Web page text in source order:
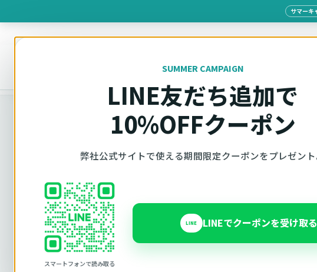
サマーキ
SUMMER CAMPAIGN
LINE友だち追加で
10%OFFクーポン
弊社公式サイトで使える期間限定クーポンをプレゼント
スマートフォンで読み取る
LINE LINEでクーポンを受け取る
製品を探す
車種と年式で適合
Ottocast（オットキャスト）の対応製品、条件、注意事項をこ
内で見られます。 迷った場合は、車種と年式を選んだ状態でそ
相談ください。